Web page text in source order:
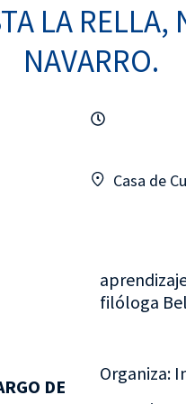
LA RELLA,
NAVARRO.
Casa de
DE
filóloga
Organiza: